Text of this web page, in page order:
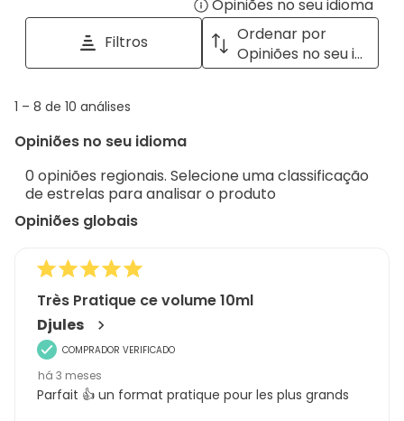
Opiniões no seu idioma
a
with
Filtros
Ordenar por
Opiniões no seu idioma
1
8
10
análises
1 – 8 de 10 análises
Opiniões no seu idioma
0 opiniões regionais. Selecione uma classificação
de estrelas para analisar o produto
Opiniões globais
Très Pratique ce volume 10ml
Djules
COMPRADOR VERIFICADO
há 3 meses
Parfait 👍 un format pratique pour les plus grands